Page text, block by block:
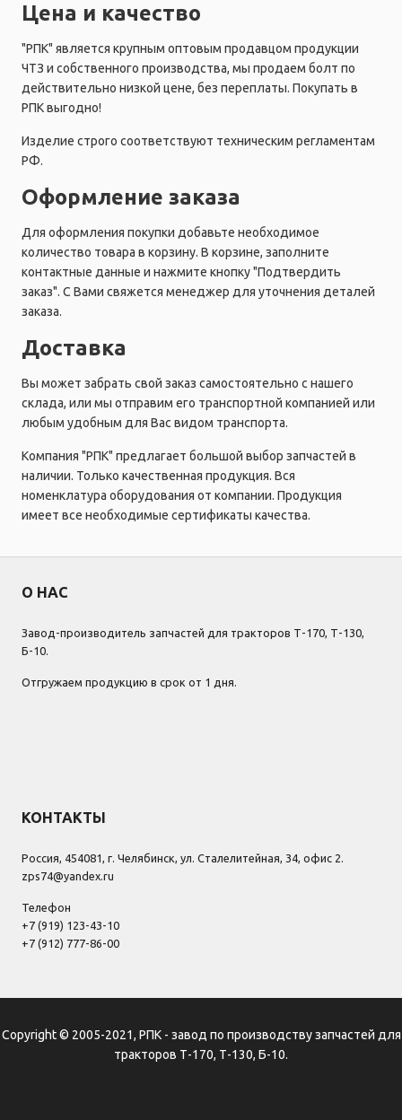
Цена и качество
"РПК" является крупным оптовым продавцом продукции
ЧТЗ и собственного производства, мы продаем болт по
действительно низкой цене, без переплаты. Покупать в
РПК выгодно!
Изделие строго соответствуют техническим регламентам
РФ.
Оформление заказа
Для оформления покупки добавьте необходимое
количество товара в корзину. В корзине, заполните
контактные данные и нажмите кнопку "Подтвердить
заказ". С Вами свяжется менеджер для уточнения деталей
заказа.
Доставка
Вы может забрать свой заказ самостоятельно с нашего
склада, или мы отправим его транспортной компанией или
любым удобным для Вас видом транспорта.
Компания "РПК" предлагает большой выбор запчастей в
наличии. Только качественная продукция. Вся
номенклатура оборудования от компании. Продукция
имеет все необходимые сертификаты качества.
О НАС
Завод-производитель запчастей для тракторов Т-170, Т-130,
Б-10.
Отгружаем продукцию в срок от 1 дня.
КОНТАКТЫ
Россия, 454081, г. Челябинск, ул. Сталелитейная, 34, офис 2.
zps74@yandex.ru
Телефон
+7 (919) 123-43-10
+7 (912) 777-86-00
Copyright © 2005-2021, РПК - завод по производству запчастей для
тракторов Т-170, Т-130, Б-10.